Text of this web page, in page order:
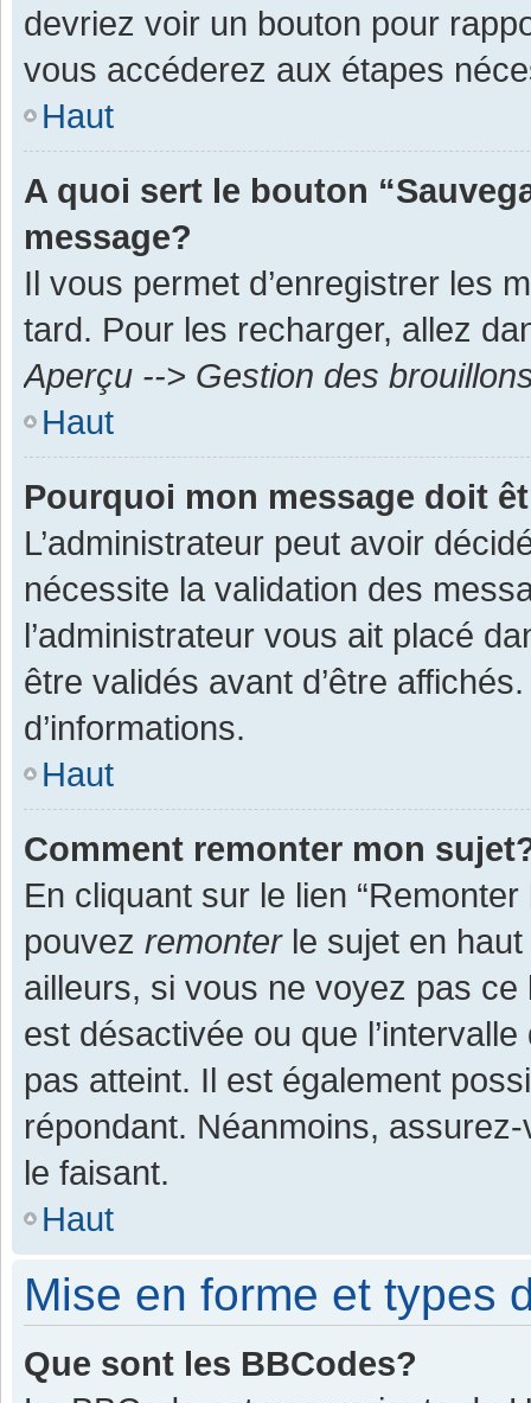
devriez voir un bouton pour
vous accéderez aux étapes
Haut
A quoi sert le bouton
message?
Il vous permet d’enregistrer les
tard. Pour les recharger, allez
Aperçu --> Gestion des
Haut
Pourquoi mon message doit
L’administrateur peut avoir
nécessite la validation des
l’administrateur vous ait placé
être validés avant d’être
d’informations.
Haut
Comment remonter mon
En cliquant sur le lien
pouvez remonterle sujet en haut
ailleurs, si vous ne voyez pas
est désactivée ou que
pas atteint. Il est également
répondant. Néanmoins,
le faisant.
Haut
Mise en forme et types
Que sont les BBCodes?